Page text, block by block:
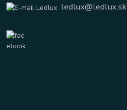
ledlux@ledlux.sk